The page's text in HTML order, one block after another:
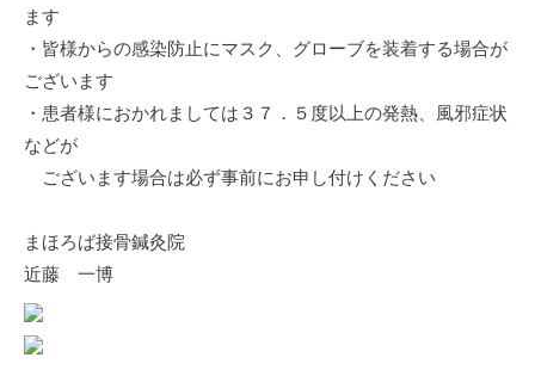
ます
・皆様からの感染防止にマスク、グローブを装着する場合が
ございます
・患者様におかれましては３７．５度以上の発熱、風邪症状
などが
ございます場合は必ず事前にお申し付けください
まほろば接骨鍼灸院
近藤 一博